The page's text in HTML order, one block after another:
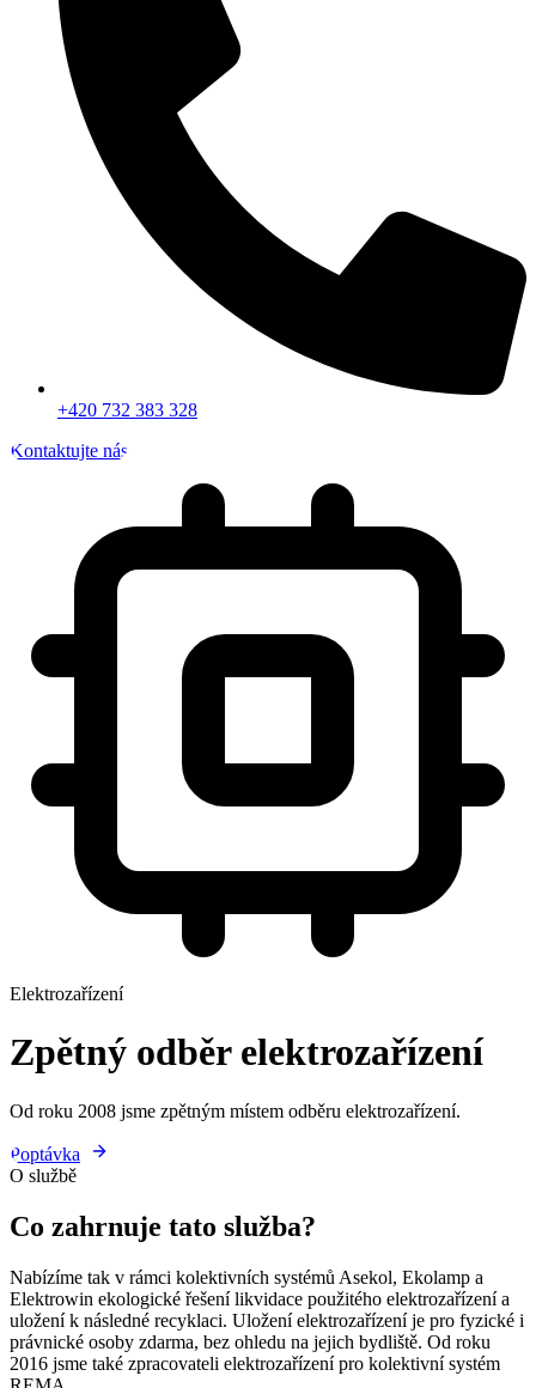
+420 732 383 328
Kontaktujte nás
Elektrozařízení
Zpětný odběr elektrozařízení
Od roku 2008 jsme zpětným místem odběru elektrozařízení.
Poptávka
O službě
Co zahrnuje tato služba?
Nabízíme tak v rámci kolektivních systémů Asekol, Ekolamp a
Elektrowin ekologické řešení likvidace použitého elektrozařízení a
uložení k následné recyklaci. Uložení elektrozařízení je pro fyzické i
právnické osoby zdarma, bez ohledu na jejich bydliště. Od roku
2016 jsme také zpracovateli elektrozařízení pro kolektivní systém